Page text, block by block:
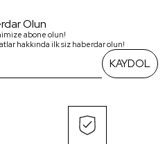
Olun
abone olun!
hakkında ilk siz haberdar olun!
KAYDOL